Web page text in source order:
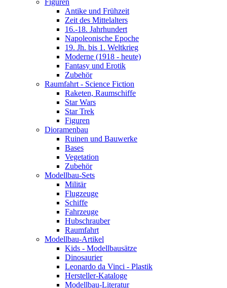
Figuren
Antike und Frühzeit
Zeit des Mittelalters
16.-18. Jahrhundert
Napoleonische Epoche
19. Jh. bis 1. Weltkrieg
Moderne (1918 - heute)
Fantasy und Erotik
Zubehör
Raumfahrt - Science Fiction
Raketen, Raumschiffe
Star Wars
Star Trek
Figuren
Dioramenbau
Ruinen und Bauwerke
Bases
Vegetation
Zubehör
Modellbau-Sets
Militär
Flugzeuge
Schiffe
Fahrzeuge
Hubschrauber
Raumfahrt
Modellbau-Artikel
Kids - Modellbausätze
Dinosaurier
Leonardo da Vinci - Plastik
Hersteller-Kataloge
Modellbau-Literatur